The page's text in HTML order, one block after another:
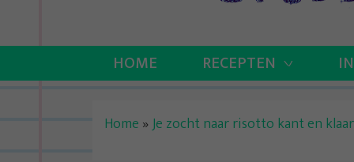
HOME RECEPTEN
Home »Je zocht naar risotto kant en klaar